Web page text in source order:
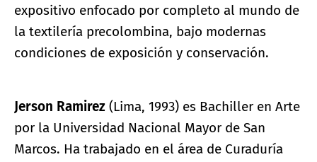
expositivo enfocado por completo al mundo de
la textilería precolombina, bajo modernas
condiciones de exposición y conservación.
Jerson Ramirez (Lima, 1993) es Bachiller en Arte
por la Universidad Nacional Mayor de San
Marcos. Ha trabajado en el área de Curaduría